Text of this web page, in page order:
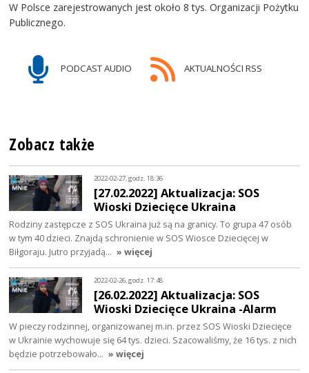
W Polsce zarejestrowanych jest około 8 tys. Organizacji Pożytku
Publicznego.
PODCAST AUDIO AKTUALNOŚCI RSS
Zobacz także
2022-02-27, godz. 18:36
[27.02.2022] Aktualizacja: SOS
Wioski Dziecięce Ukraina
Rodziny zastępcze z SOS Ukraina już są na granicy. To grupa 47 osób
w tym 40 dzieci. Znajdą schronienie w SOS Wiosce Dziecięcej w
Biłgoraju. Jutro przyjadą… » więcej
2022-02-26, godz. 17:48
[26.02.2022] Aktualizacja: SOS
Wioski Dziecięce Ukraina -Alarm
W pieczy rodzinnej, organizowanej m.in. przez SOS Wioski Dziecięce
w Ukrainie wychowuje się 64 tys. dzieci. Szacowaliśmy, że 16 tys. z nich
będzie potrzebowało… » więcej